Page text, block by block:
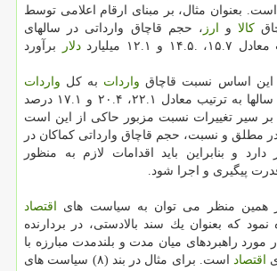
است. بعنوان مثال، بر مبنای ارقام اعلامی توسط
كالاو ارز ، حجم قاچاق وارداتی در سالهای
دلار
برآورد
این اساس نسبت قاچاق واردات به كل واردات
كشور در طول این سالها به ترتیب معادل ۲۲.۱، ۲۰.۴ و ۱۷.۱ درصد
سیر تغییرات نسبت مزبور حاكی از این است
مطلق و نسبت، حجم قاچاق وارداتی كماكان در
و بنابراین باید اقدامات لازم به منظور
پیگیری و اجرا شود.
همین منظر می توان به سیاست های اقتصاد
كه بعنوان یك سند بالادستی، در بردارنده
مورد راهبردهای میان مدت و بلندمدت مبارزه با
اقتصاد
است. برای مثال در بند (۸) سیاست های